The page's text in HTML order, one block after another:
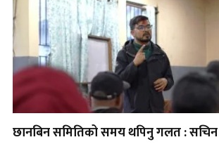
छानबिन समितिको समय थपिनु गलत : सचिन